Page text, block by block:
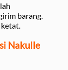
barang.
Nakulle